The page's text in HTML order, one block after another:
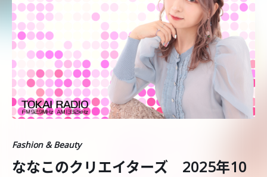
Fashion & Beauty
ななこのクリエイターズ 2025年10